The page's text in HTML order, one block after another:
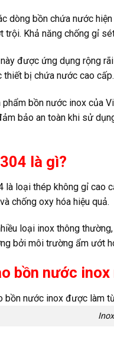
dòng bồn chứa nước
trội. Khả năng chống gỉ
được ứng dụng rộng
thiết bị chứa nước cao cấp.
phẩm bồn nước inox của
bảo an toàn khi sử
là gì?
là loại thép không gỉ cao
chống oxy hóa hiệu quả.
loại inox thông
bởi môi trường ẩm ướt
bồn nước